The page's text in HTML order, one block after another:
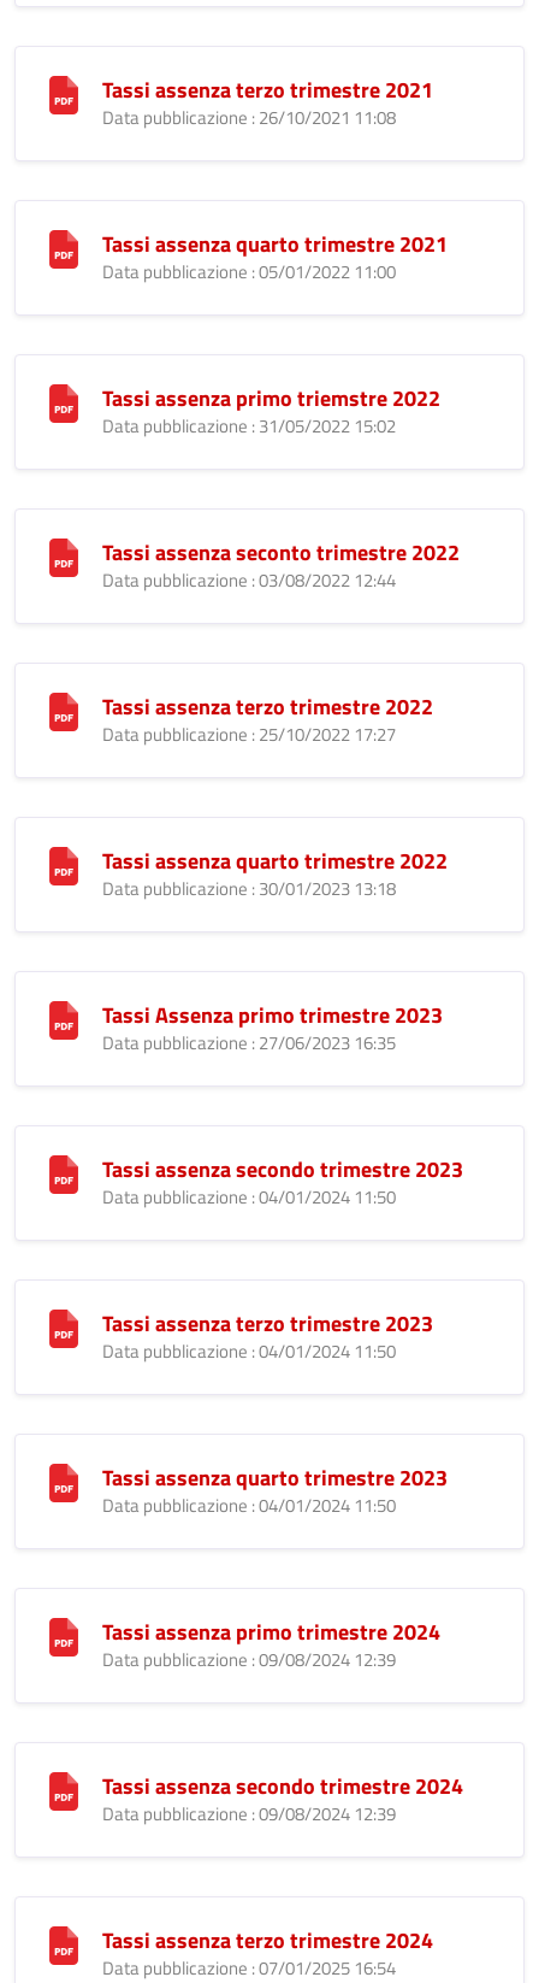
Tassi assenza terzo trimestre 2021
Data pubblicazione : 26/10/2021 11:08
Tassi assenza quarto trimestre 2021
Data pubblicazione : 05/01/2022 11:00
Tassi assenza primo triemstre 2022
Data pubblicazione : 31/05/2022 15:02
Tassi assenza seconto trimestre 2022
Data pubblicazione : 03/08/2022 12:44
Tassi assenza terzo trimestre 2022
Data pubblicazione : 25/10/2022 17:27
Tassi assenza quarto trimestre 2022
Data pubblicazione : 30/01/2023 13:18
Tassi Assenza primo trimestre 2023
Data pubblicazione : 27/06/2023 16:35
Tassi assenza secondo trimestre 2023
Data pubblicazione : 04/01/2024 11:50
Tassi assenza terzo trimestre 2023
Data pubblicazione : 04/01/2024 11:50
Tassi assenza quarto trimestre 2023
Data pubblicazione : 04/01/2024 11:50
Tassi assenza primo trimestre 2024
Data pubblicazione : 09/08/2024 12:39
Tassi assenza secondo trimestre 2024
Data pubblicazione : 09/08/2024 12:39
Tassi assenza terzo trimestre 2024
Data pubblicazione : 07/01/2025 16:54